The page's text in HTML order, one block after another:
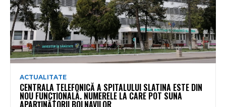
ACTUALITATE
CENTRALA TELEFONICĂ A SPITALULUI SLATINA ESTE DIN
NOU FUNCȚIONALĂ. NUMERELE LA CARE POT SUNA
APARȚINĂTORII BOLNAVILOR